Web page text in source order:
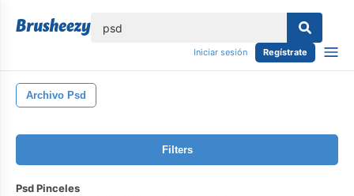
Iniciar sesión Regístrate
Archivo Psd
Filters
Psd Pinceles